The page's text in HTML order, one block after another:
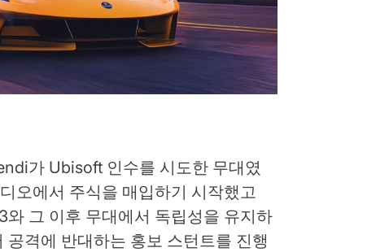
가 Ubisoft 인수를 시도한 무대였
오에서 주식을 매입하기 시작했고
그 이후 무대에서 독립성을 유지하
격에 반대하는 홍보 스턴트를 진행